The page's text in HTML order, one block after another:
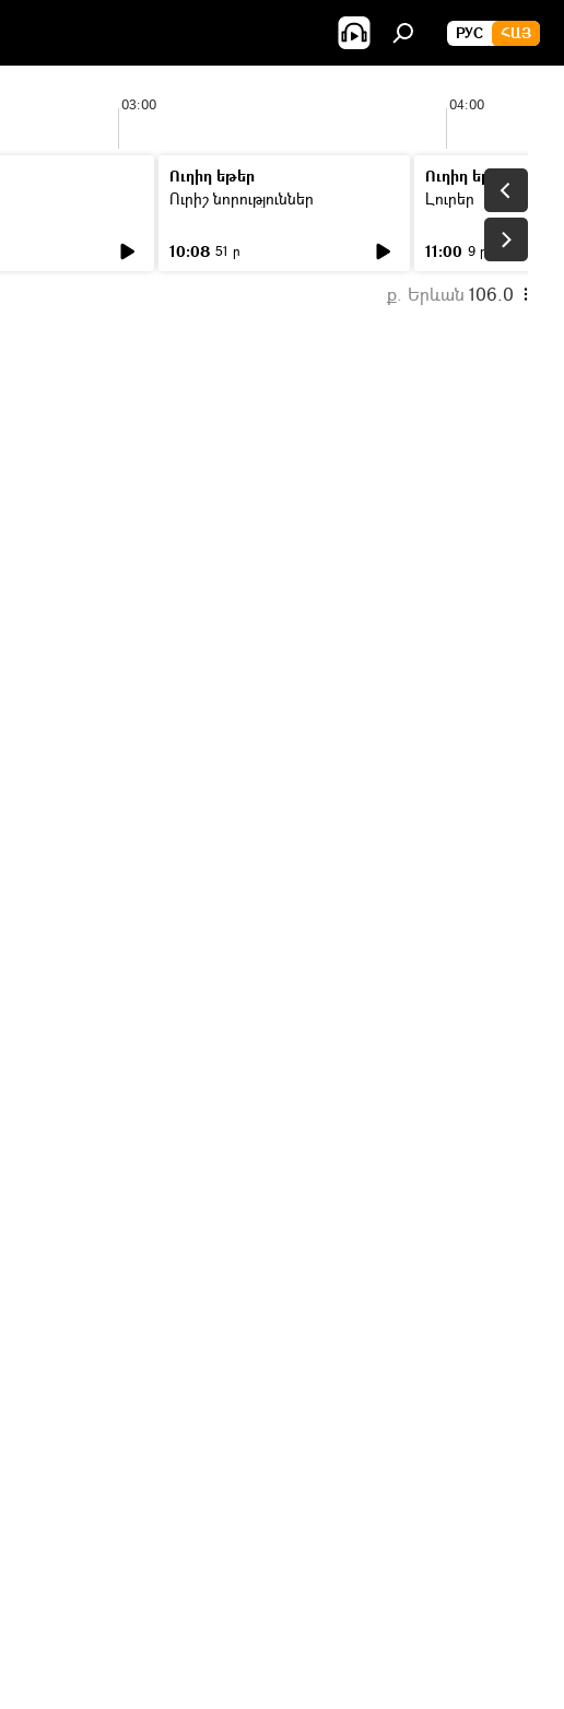
РУС ՀԱՅ
03:00 04:00
Ուղիղ եթեր
Ուրիշ նորություններ
10:08 51 ր
Ուղիղ եթեր
Լուրեր
11:00 9 ր
ք. Երևան 106.0